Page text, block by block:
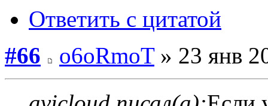
Ответить с цитатой
#66
o6oRmoT» 23 янв